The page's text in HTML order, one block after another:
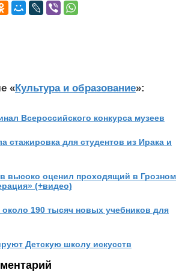
«Культура и образование»:
Всероссийского конкурса музеев
стажировка для студентов из Ирака и
высоко оценил проходящий в Грозном
(+видео)
около 190 тысяч новых учебников для
Детскую школу искусств